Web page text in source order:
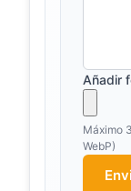
Um
do
Um
Añadir
Máximo
WebP)